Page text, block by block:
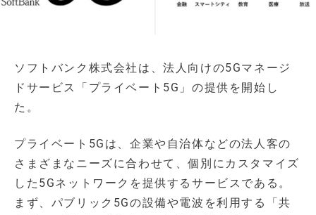
ソフトバンク株式会社は、法人向けの5Gマネージ
ドサービス「プライベート5G」の提供を開始し
た。
プライベート5Gは、企業や自治体などの法人客の
さまざまなニーズに合わせて、個別にカスタマイズ
した5Gネットワークを提供するサービスである。
まず、パブリック5Gの設備や電波を利用する「共